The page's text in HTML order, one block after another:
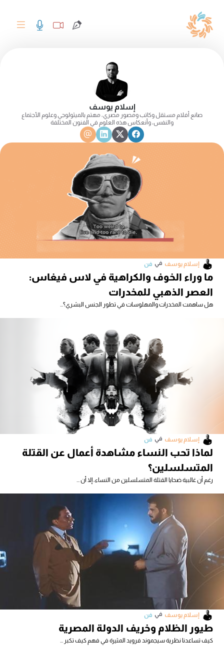
إسلام يوسف
صانع أفلام مستقل وكاتب ومصور مصري، مهتم بالميثولوجي وعلوم الأجتماع
والنفس، وأنعكاس هذه العلوم في الفنون المختلفة
فن في إسلام يوسف
ما وراء الخوف والكراهية في لاس فيغاس:
العصر الذهبي للمخدرات
هل ساهمت المخدرات والمهلوسات في تطور الجنس البشري؟...
فن في إسلام يوسف
لماذا تحب النساء مشاهدة أعمال عن القتلة
المتسلسلين؟
رغم أن غالبية ضحايا القتلة المتسلسلين من النساء، إلا أن ...
فن في إسلام يوسف
طيور الظلام وخريف الدولة المصرية
كيف تساعدنا نظرية سيجموند فرويد المثيرة في فهم كيف تكبر ...